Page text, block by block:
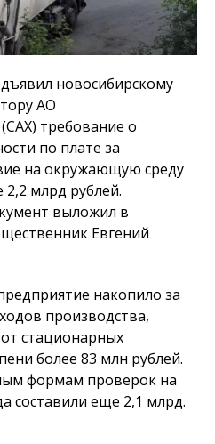
новосибирскому
АО
требование о
по плате за
на окружающую среду
млрд рублей.
выложил в
Евгений
накопило за
производства,
стационарных
более 83 млн рублей.
формам проверок на
составили еще 2,1 млрд.